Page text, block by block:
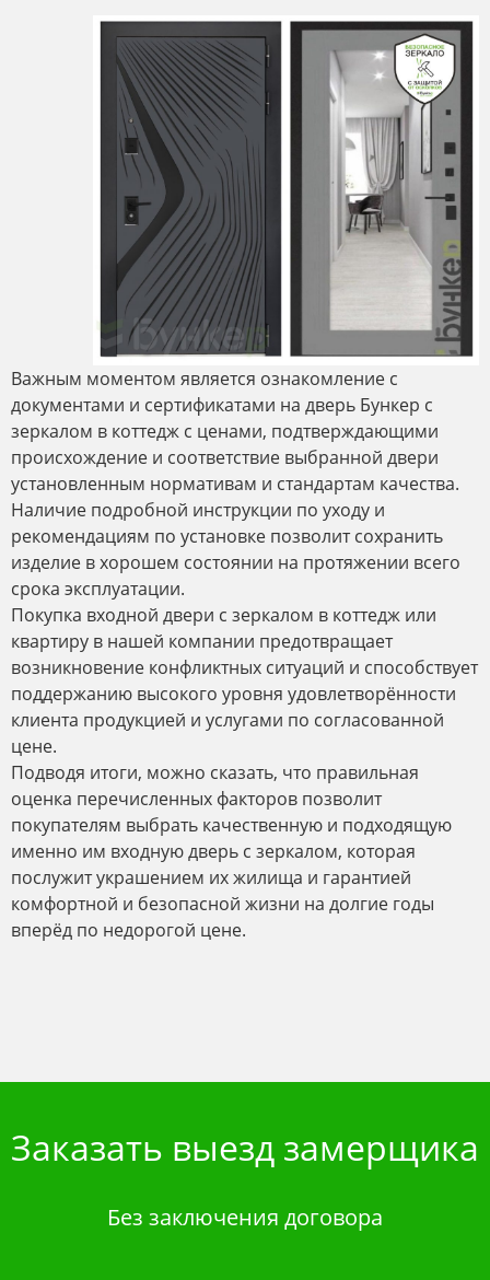
Важным моментом является ознакомление с
документами и сертификатами на дверь Бункер с
зеркалом в коттедж с ценами, подтверждающими
происхождение и соответствие выбранной двери
установленным нормативам и стандартам качества.
Наличие подробной инструкции по уходу и
рекомендациям по установке позволит сохранить
изделие в хорошем состоянии на протяжении всего
срока эксплуатации.
Покупка входной двери с зеркалом в коттедж или
квартиру в нашей компании предотвращает
возникновение конфликтных ситуаций и способствует
поддержанию высокого уровня удовлетворённости
клиента продукцией и услугами по согласованной
цене.
Подводя итоги, можно сказать, что правильная
оценка перечисленных факторов позволит
покупателям выбрать качественную и подходящую
именно им входную дверь с зеркалом, которая
послужит украшением их жилища и гарантией
комфортной и безопасной жизни на долгие годы
вперёд по недорогой цене.
Заказать выезд замерщика
Без заключения договора